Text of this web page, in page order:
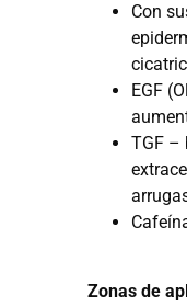
Con
EGF
TGF –
Zonas de